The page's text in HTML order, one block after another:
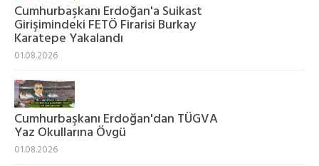
Cumhurbaşkanı Erdoğan'a Suikast
Girişimindeki FETÖ Firarisi Burkay
Karatepe Yakalandı
01.08.2026
Cumhurbaşkanı Erdoğan'dan TÜGVA
Yaz Okullarına Övgü
01.08.2026